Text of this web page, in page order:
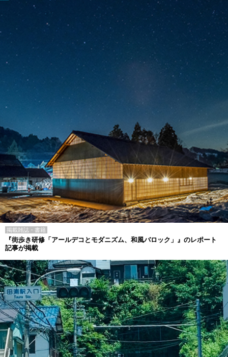
掲載雑誌・書籍
『街歩き研修「アールデコとモダニズム、和風バロック」』のレポート
記事が掲載